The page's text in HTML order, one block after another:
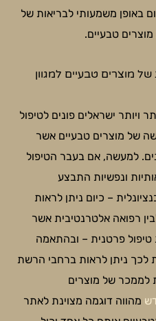
באופן משמעותי לבריאות של
טבעיים.
מוצרים טבעיים למגוון
ויותר ישראלים פונים לטיפול
של מוצרים טבעיים אשר
למעשה, אם בעבר הטיפול
ונפשיות התבצע
– כיום ניתן לראות
רפואה אלטרנטיבית אשר
טיפול פרטנית – ובהתאמה
לכך ניתן לראות ברחבי הרשת
לממכר של מוצרים
מהווה דוגמה מצוינת לאתר